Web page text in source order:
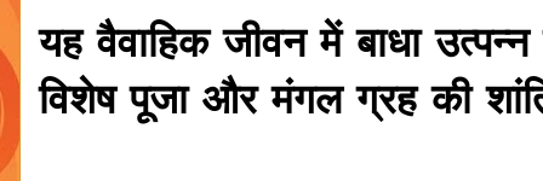
यह वैवाहिक जीवन में बाधा
विशेष पूजा और मंगल ग्रह की